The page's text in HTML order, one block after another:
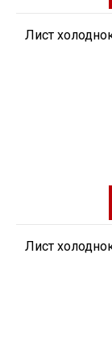
Лист
Лист